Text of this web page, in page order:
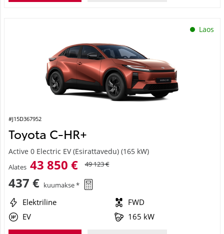
Laos
#J15D367952
Toyota C-HR+
Active 0 Electric EV (Esirattavedu) (165 kW)
Alates 43 850 € 49 123 €
437 € kuumakse *
Elektriline
FWD
EV
165 kW